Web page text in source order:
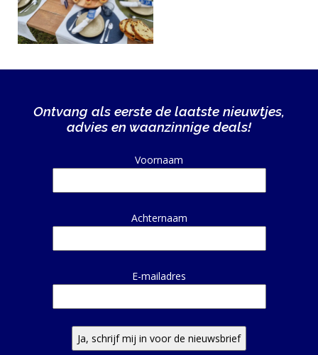
Ontvang als eerste de laatste nieuwtjes,
advies en waanzinnige deals!
Voornaam
Achternaam
E-mailadres
Alternative: